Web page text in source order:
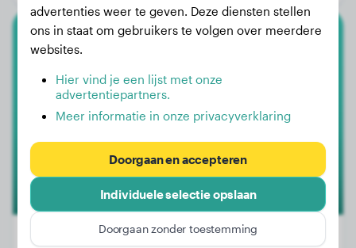
Kato
advertenties weer te geven. Deze diensten stellen
ons in staat om gebruikers te volgen over meerdere
websites.
Hier vind je een lijst met onze
advertentiepartners.
Meer informatie in onze privacyverklaring
Doorgaan en accepteren
Individuele selectie opslaan
Doorgaan zonder toestemming